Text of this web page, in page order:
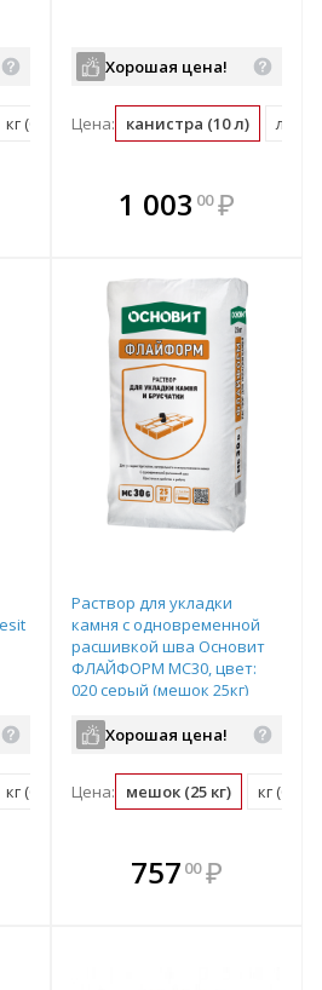
кг (0.04 мешок)
В комплекте
всегда выгоднее!
Хорошая цена!
Цена: канистра (10 л) л (0.1
1 003 00 ₽
кг (0.04 мешок)
В комплекте
всегда выгоднее!
Раствор для укладки
камня с одновременной
расшивкой шва Основит
ФЛАЙФОРМ MC30, цвет:
020 серый (мешок 25кг)
Хорошая цена!
Цена: мешок (25 кг) кг (0.04
757 00 ₽